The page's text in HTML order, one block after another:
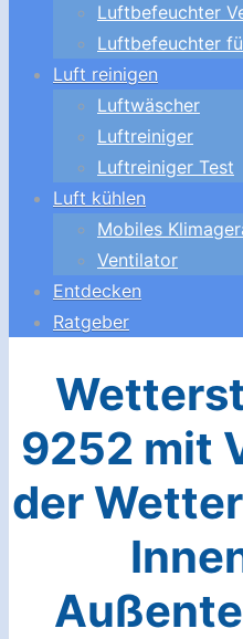
Luftbefeuchter
Luftbefeuchter
Luft reinigen
Luftwäscher
Luftreiniger
Luftreiniger Test
Luft kühlen
Mobiles
Ventilator
Entdecken
Ratgeber
9252 mit
der